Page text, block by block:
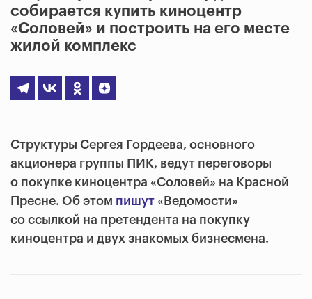
собирается купить киноцентр
«Соловей» и построить на его месте
жилой комплекс
Структуры Сергея Гордеева, основного
акционера группы ПИК, ведут переговоры
о покупке киноцентра «Соловей» на Красной
Пресне. Об этом пишут «Ведомости»
со ссылкой на претендента на покупку
киноцентра и двух знакомых бизнесмена.